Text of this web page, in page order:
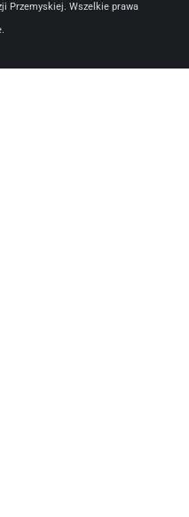
Przemyskiej. Wszelkie prawa